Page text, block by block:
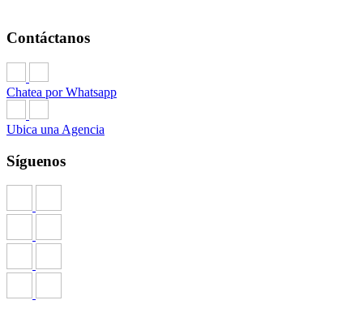
Contáctanos
Chatea por Whatsapp
Ubica una Agencia
Síguenos